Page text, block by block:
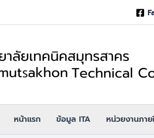
หน้าแรก ข้อมูล ITA หน่วยงานภาย